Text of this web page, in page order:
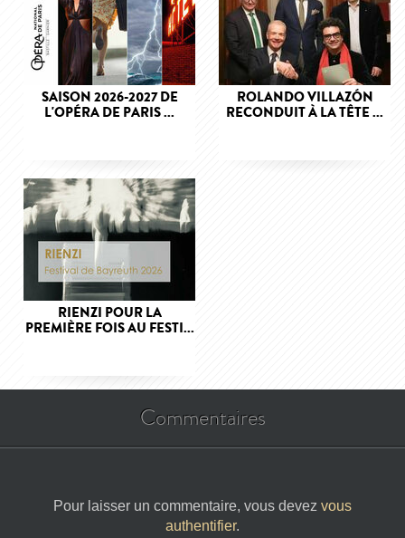
SAISON 2026-2027 DE
L'OPÉRA DE PARIS ...
ROLANDO VILLAZÓN
RECONDUIT À LA TÊTE ...
RIENZI POUR LA
PREMIÈRE FOIS AU FESTI...
Commentaires
Pour laisser un commentaire, vous devez vous
authentifier.